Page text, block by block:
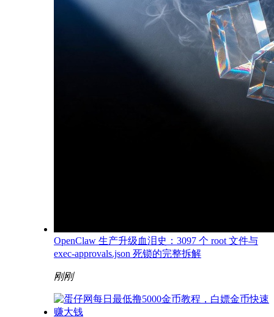
OpenClaw 生产升级血泪史：3097 个 root 文件与
exec-approvals.json 死锁的完整拆解
刚刚